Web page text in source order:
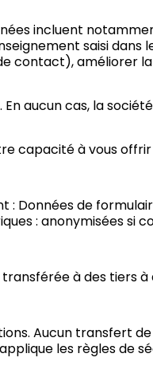
incluent
saisi dans
contact), améliorer
aucun cas, la
capacité à vous
Données de
: anonymisées si
à des tiers
Aucun transfert
les règles de